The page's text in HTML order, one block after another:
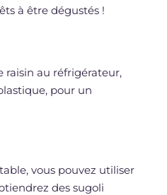
à être dégustés !
raisin au réfrigérateur,
pour un
vous pouvez utiliser
des sugoli